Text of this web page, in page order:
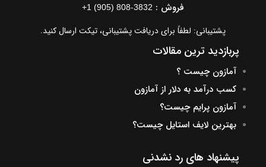
فروش : +1 (905) 808-3832
پشتیبانی: لطفاً برای دریافت پشتیبانی، تیکت ارسال کنید.
پربازدید ترین مقالات
آمازون چیست ؟
کسب درآمد به دلار از آمازون
آمازون پرایم چیست؟
بهترین لایف استایل چیست؟
پیشنهاد های رد نشدنی